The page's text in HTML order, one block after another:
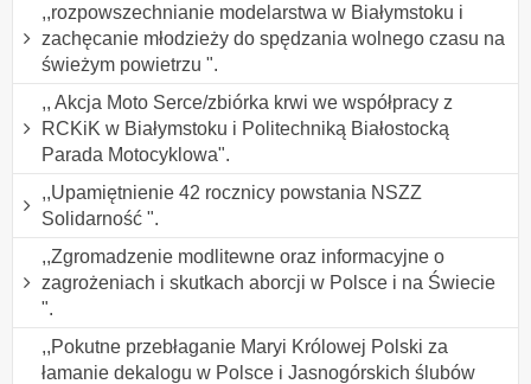
,,rozpowszechnianie modelarstwa w Białymstoku i
zachęcanie młodzieży do spędzania wolnego czasu na
świeżym powietrzu ".
,, Akcja Moto Serce/zbiórka krwi we współpracy z
RCKiK w Białymstoku i Politechniką Białostocką
Parada Motocyklowa".
,,Upamiętnienie 42 rocznicy powstania NSZZ
Solidarność ".
,,Zgromadzenie modlitewne oraz informacyjne o
zagrożeniach i skutkach aborcji w Polsce i na Świecie
".
,,Pokutne przebłaganie Maryi Królowej Polski za
łamanie dekalogu w Polsce i Jasnogórskich ślubów